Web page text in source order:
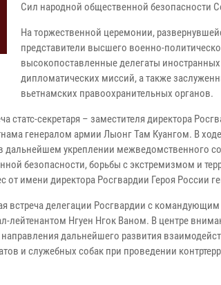
Сил народной общественной безопасности
На торжественной церемонии,
представители высшего военно-
высокопоставленные делегаты
дипломатических миссий, а также
вьетнамских правоохранительных органов.
статс-секретаря – заместителя директора
генералом армии Лыонг Там Куангом. В
укреплении межведомственного
безопасности, борьбы с экстремизмом и
от имени директора Росгвардии Героя России
встреча делегации Росгвардии с
лейтенантом Нгуен Нгок Ваном. В центре
дальнейшего развития
и служебных собак при проведении